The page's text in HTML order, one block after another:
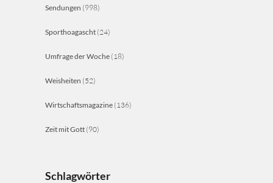
Sendungen (998)
Sporthoagascht (24)
Umfrage der Woche (18)
Weisheiten (52)
Wirtschaftsmagazine (136)
Zeit mit Gott (90)
Schlagwörter